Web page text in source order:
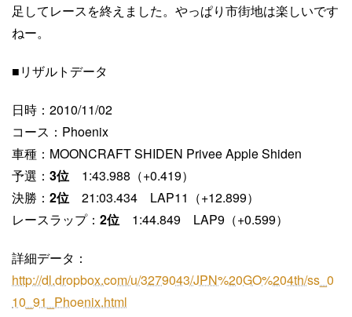
足してレースを終えました。やっぱり市街地は楽しいです
ねー。
■リザルトデータ
日時：2010/11/02
コース：Phoenix
車種：MOONCRAFT SHIDEN Privee Apple Shiden
予選： 3位 1:43.988（+0.419）
決勝： 2位 21:03.434 LAP11（+12.899）
レースラップ： 2位 1:44.849 LAP9（+0.599）
詳細データ：
http://dl.dropbox.com/u/3279043/JPN%20GO%204th/ss_0
10_91_Phoenix.html